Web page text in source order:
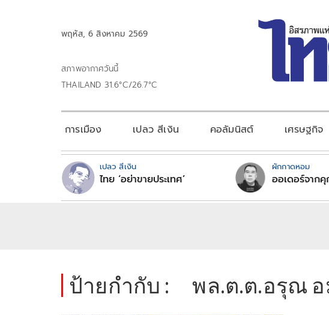
พฤหัส, 6 สิงหาคม 2569
สภาพอากาศวันนี้
THAILAND 31.6°C/26.7°C
การเมือง เปลว สีเงิน คอลัมนิสต์ เศรษฐกิจ
เปลว สีเงิน
ไทย ‘อย่าขายประเทศ’
ผักกาดหอม
ออเดอร์จากคุ
ป้ายกำกับ : พล.ต.ต.อรุณ อ